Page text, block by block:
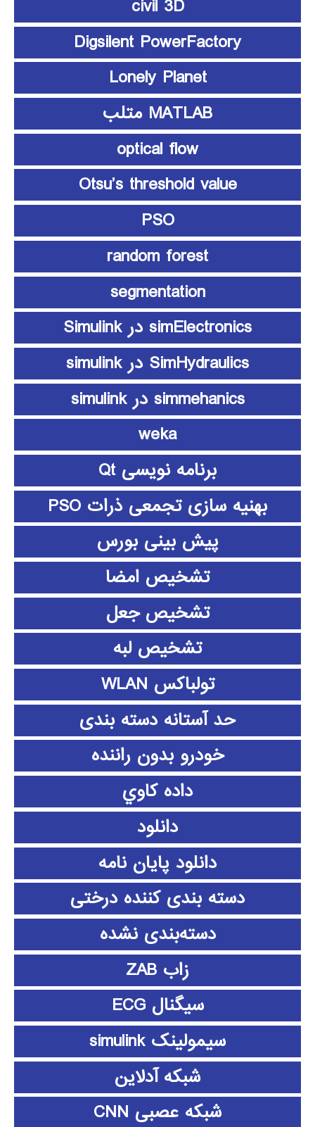
civil 3D
Digsilent PowerFactory
Lonely Planet
MATLAB متلب
optical flow
Otsu’s threshold value
PSO
random forest
segmentation
simElectronics در Simulink
SimHydraulics در simulink
simmehanics در simulink
weka
برنامه نویسی Qt
بهنیه سازی تجمعی ذرات PSO
پیش بینی بورس
تشخیص امضا
تشخیص جعل
تشخیص لبه
تولباکس WLAN
حد آستانه دسته بندی
خودرو بدون راننده
داده كاوي
دانلود
دانلود پايان نامه
دسته بندی کننده درختی
دسته‌بندی نشده
زاب ZAB
سیگنال ECG
سیمولینک simulink
شبکه آدلاین
شبکه عصبی CNN